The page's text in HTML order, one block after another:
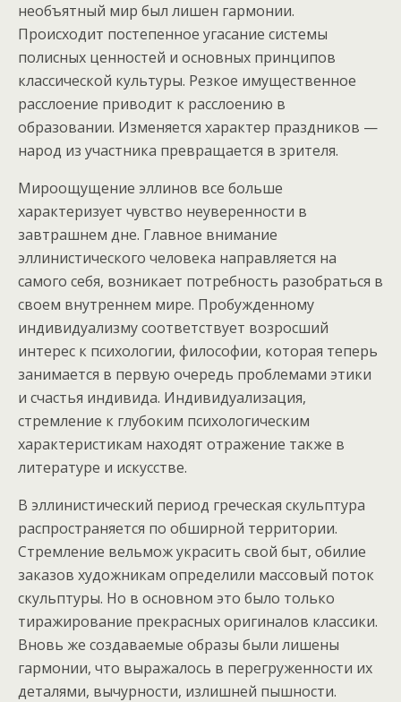
необъятный мир был лишен гармонии.
Происходит постепенное угасание системы
полисных ценностей и основных принципов
классической культуры. Резкое имущественное
расслоение приводит к расслоению в
образовании. Изменяется характер праздников —
народ из участника превращается в зрителя.
Мироощущение эллинов все больше
характеризует чувство неуверенности в
завтрашнем дне. Главное внимание
эллинистического человека направляется на
самого себя, возникает потребность разобраться в
своем внутреннем мире. Пробужденному
индивидуализму соответствует возросший
интерес к психологии, философии, которая теперь
занимается в первую очередь проблемами этики
и счастья индивида. Индивидуализация,
стремление к глубоким психологическим
характеристикам находят отражение также в
литературе и искусстве.
В эллинистический период греческая скульптура
распространяется по обширной территории.
Стремление вельмож украсить свой быт, обилие
заказов художникам определили массовый поток
скульптуры. Но в основном это было только
тиражирование прекрасных оригиналов классики.
Вновь же создаваемые образы были лишены
гармонии, что выражалось в перегруженности их
деталями, вычурности, излишней пышности.